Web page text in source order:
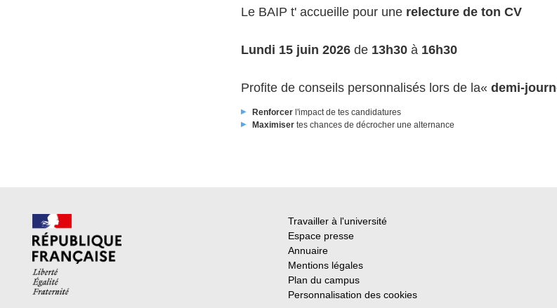
Le BAIP t' accueille pour une relecture de ton CV
Lundi 15 juin 2026 de 13h30à 16h30
Profite de conseils personnalisés lors de la«demi-
Renforcer l'impact de tes candidatures
Maximiser tes chances de décrocher une alternance
Travailler à l'université
Espace presse
Annuaire
Mentions légales
Plan du campus
Personnalisation des cookies